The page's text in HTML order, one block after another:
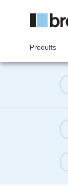
Produits